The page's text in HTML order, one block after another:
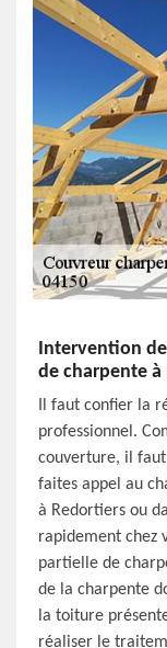
Intervention
de charpente à
Il faut confier la
professionnel.
couverture, il
faites appel au
à Redortiers ou
rapidement chez
partielle de
de la charpente
la toiture
réaliser le